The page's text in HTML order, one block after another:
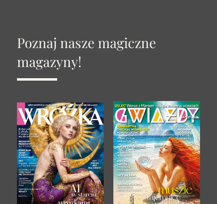
Poznaj nasze magiczne
magazyny!